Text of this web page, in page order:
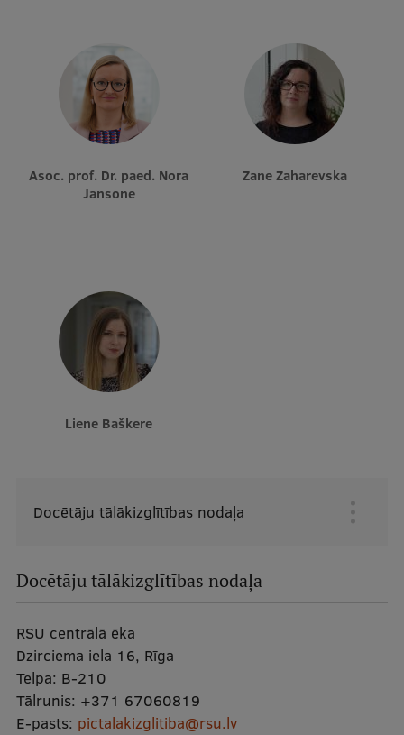
Asoc. prof. Dr. paed. Nora
Jansone
Zane Zaharevska
Liene Baškere
Galvenā
Docētāju tālākizglītības nodaļa
Docētāju tālākizglītības nodaļa
RSU centrālā ēka
Dzirciema iela 16, Rīga
Telpa: B-210
Tālrunis: +371 67060819
E-pasts: pictalakizglitiba@rsu.lv